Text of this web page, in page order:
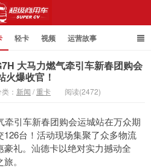
级商用车
轻卡 视频 运营故事
大马力燃气牵引车新春团购会
火爆收官！
： 新闻 /重卡 阅读(2472)
引车新春团购会运城站在万众期
台！活动现场集聚了众多物流
礼。汕德卡以绝对实力撼动全
。